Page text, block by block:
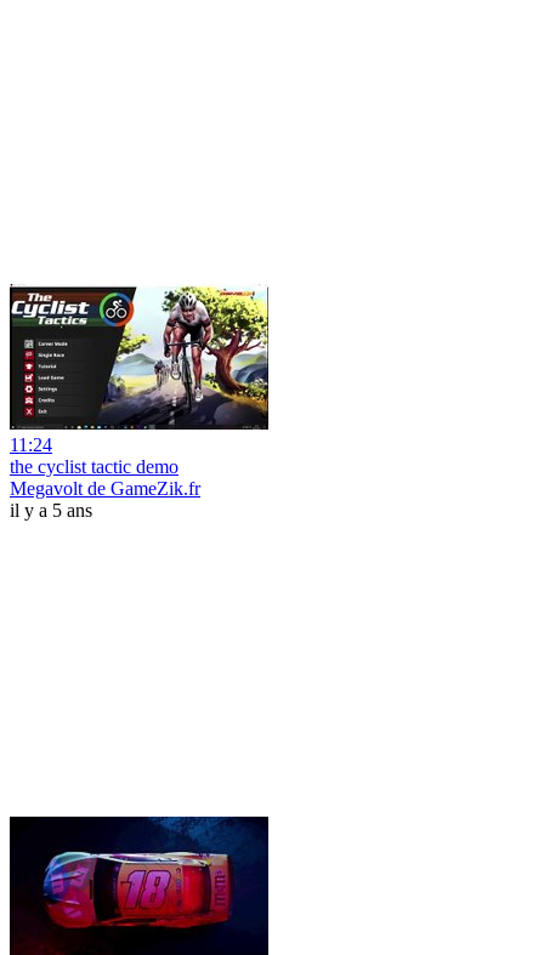
11:24
the cyclist tactic demo
Megavolt de GameZik.fr
il y a 5 ans